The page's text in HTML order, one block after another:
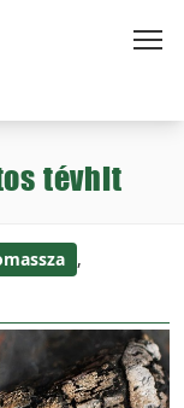
tévhit
,